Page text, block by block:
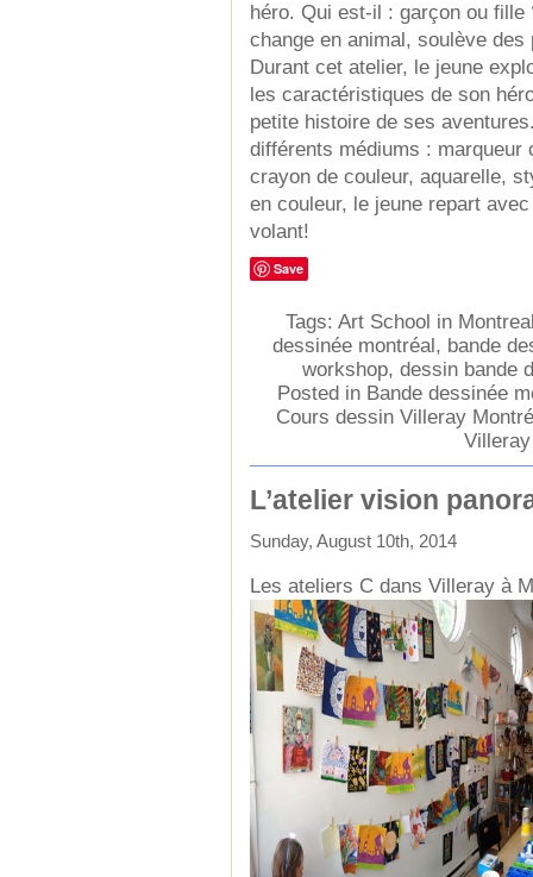
héro. Qui est-il : garçon ou
change en animal, soulève
Durant cet atelier, le jeune
les caractéristiques de son
petite histoire de ses
différents médiums : marqueur
crayon de couleur, aquarelle,
en couleur, le jeune repart
volant!
Save
Tags: Art School in
dessinée montréal, bande
workshop, dessin bande
Posted in Bande dessinée
Cours dessin Villeray
Villeray
L’atelier vision
Sunday, August 10th, 2014
Les ateliers C dans Villeray à